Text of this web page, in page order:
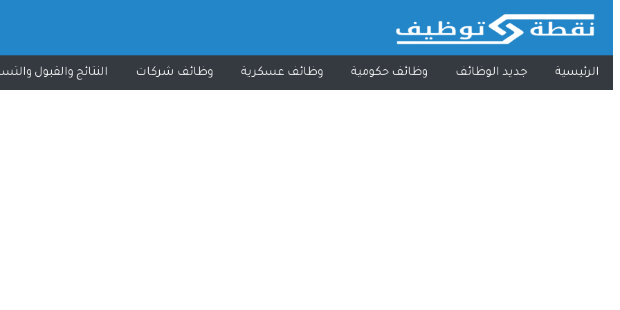
الرئيسية جديد الوظائف وظائف حكومية وظائف عسكرية وظائف شركات النتائج والقبول